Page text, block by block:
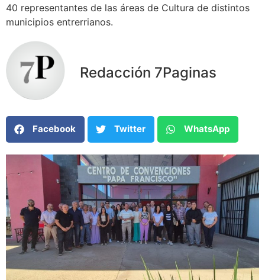
40 representantes de las áreas de Cultura de distintos
municipios entrerrianos.
Redacción 7Paginas
Facebook Twitter WhatsApp